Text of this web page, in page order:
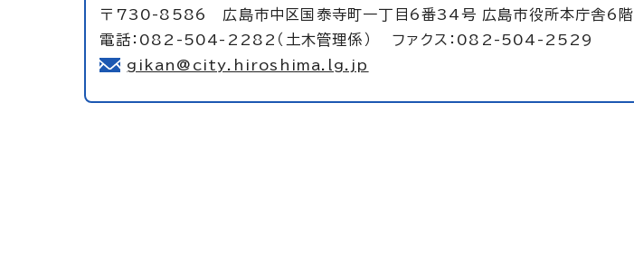
〒730-8586 広島市中区国泰寺町一丁目6番34号 広島市役所本庁舎6階
電話：082-504-2282（土木管理係） ファクス：082-504-2529
gikan@city.hiroshima.lg.jp